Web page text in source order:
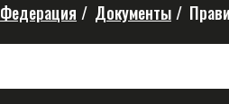
Федерация / Документы /